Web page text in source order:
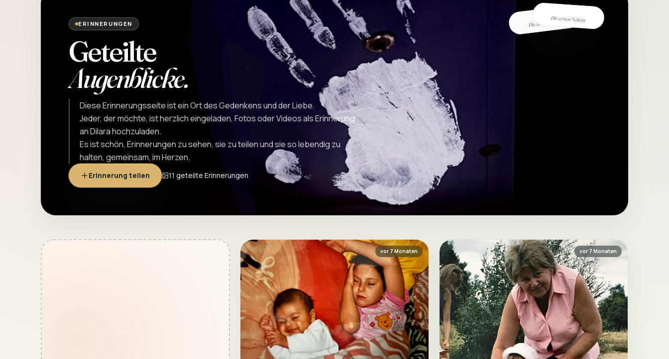
Die letzten JahreDie ersten Schritt
ERINNERUNGEN
Geteilte
Augenblicke.
Diese Erinnerungsseite ist ein Ort des Gedenkens und der Liebe.
Jeder, der möchte, ist herzlich eingeladen, Fotos oder Videos als Erinnerung
an Dilara hochzuladen.
Es ist schön, Erinnerungen zu sehen, sie zu teilen und sie so lebendig zu
halten, gemeinsam, im Herzen.
Erinnerung teilen 11 geteilte Erinnerungen
vor 7 Monaten vor 7 Monaten